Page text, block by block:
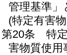
管理基準」
(特定有害
第20条
特
害物質使用